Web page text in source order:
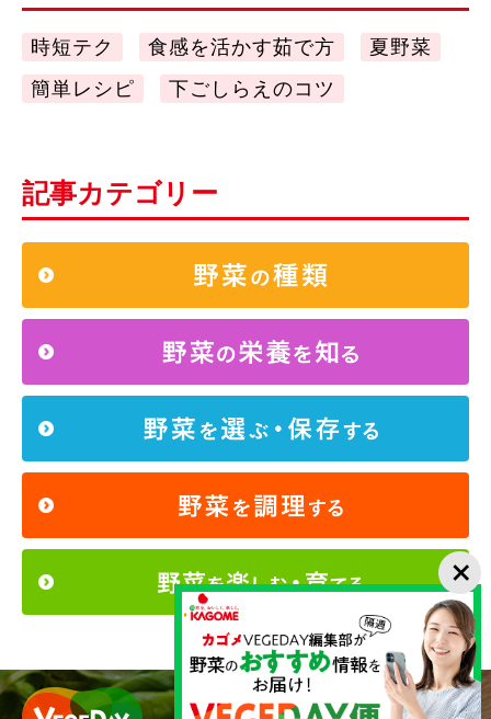
時短テク 食感を活かす茹で方
夏野菜
簡単レシピ
下ごしらえのコツ
記事カテゴリー